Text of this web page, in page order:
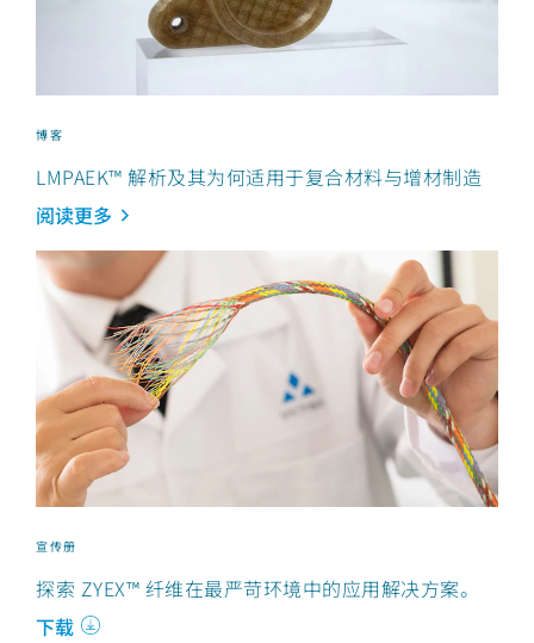
博客
LMPAEK™ 解析及其为何适用于复合材料与增材制造
阅读更多
宣传册
探索 ZYEX™ 纤维在最严苛环境中的应用解决方案。
下载